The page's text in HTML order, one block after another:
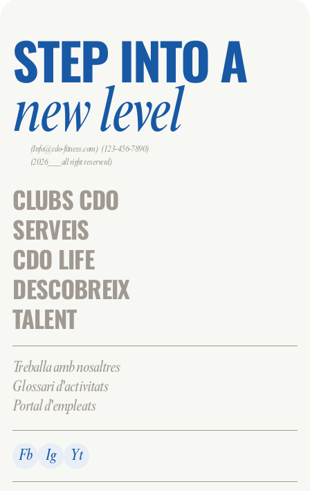
STEP INTO A
new level
(Info@cdo-fitness.com) (123-456-7890)
(2026___all right reserverd)
CLUBS CDO
SERVEIS
CDO LIFE
DESCOBREIX
TALENT
Treballa amb nosaltres
Glossari d'activitats
Portal d'empleats
Fb Ig Yt